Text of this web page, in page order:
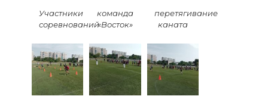
Участники
соревнований
команда
«Восток»
перетягивание
каната